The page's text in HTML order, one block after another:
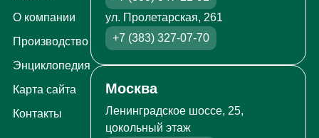
О компании
Производство
Энциклопедия
Карта сайта
Контакты
ул. Пролетарская, 261
+7 (383) 327-07-70
Москва
Ленинградское шоссе, 25,
цокольный этаж